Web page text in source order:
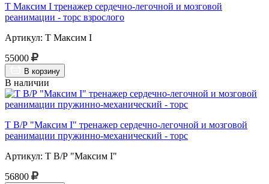
Т Максим I тренажер сердечно-легочной и мозговой
реанимации - торс взрослого
Артикул: Т Максим I
55000
В корзину
В наличии
Т В/Р "Максим I" тренажер сердечно-легочной и мозговой
реанимации пружинно-механический - торс
Артикул: Т В/Р "Максим I"
56800